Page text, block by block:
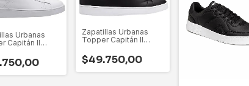
Urbanas
Capitán II
Zapatillas Urbanas
Topper Capitán II
$49.750,00